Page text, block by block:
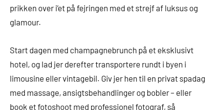
prikken over i’et på fejringen med et strejf af luksus og
glamour.
Start dagen med champagnebrunch på et eksklusivt
hotel, og lad jer derefter transportere rundt i byen i
limousine eller vintagebil. Giv jer hen til en privat spadag
med massage, ansigtsbehandlinger og bobler – eller
book et fotoshoot med professionel fotograf, så